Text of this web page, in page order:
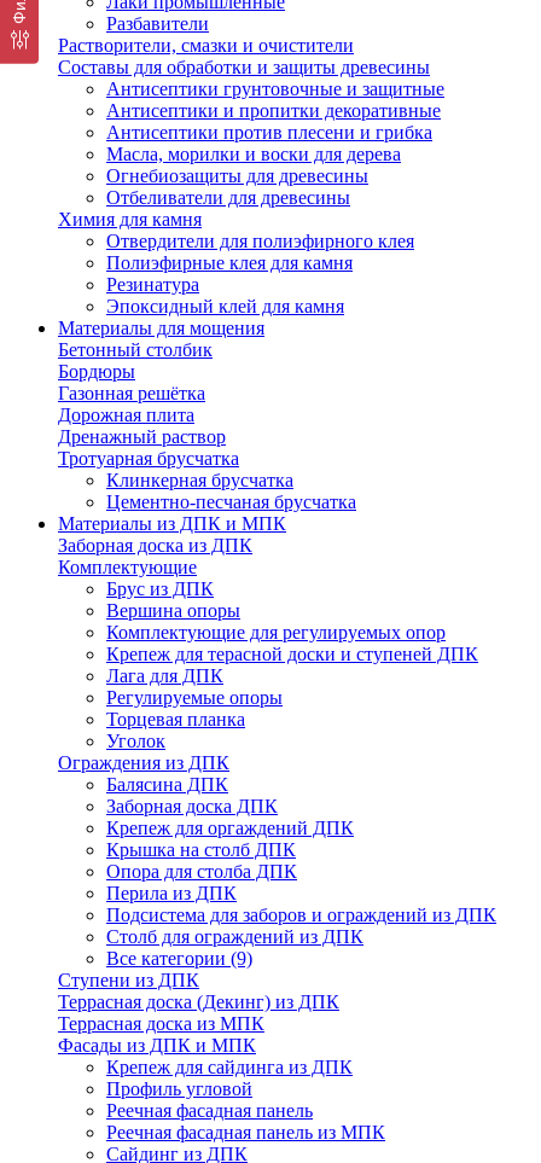
Разбавители
Растворители, смазки и очистители
Составы для обработки и защиты древесины
Антисептики грунтовочные и защитные
Антисептики и пропитки декоративные
Антисептики против плесени и грибка
Масла, морилки и воски для дерева
Огнебиозащиты для древесины
Отбеливатели для древесины
Химия для камня
Отвердители для полиэфирного клея
Полиэфирные клея для камня
Резинатура
Эпоксидный клей для камня
Материалы для мощения
Бетонный столбик
Бордюры
Газонная решётка
Дорожная плита
Дренажный раствор
Тротуарная брусчатка
Клинкерная брусчатка
Цементно-песчаная брусчатка
Материалы из ДПК и МПК
Заборная доска из ДПК
Комплектующие
Брус из ДПК
Вершина опоры
Комплектующие для регулируемых опор
Крепеж для терасной доски и ступеней ДПК
Лага для ДПК
Регулируемые опоры
Торцевая планка
Уголок
Ограждения из ДПК
Балясина ДПК
Заборная доска ДПК
Крепеж для оргаждений ДПК
Крышка на столб ДПК
Опора для столба ДПК
Перила из ДПК
Подсистема для заборов и ограждений из ДПК
Столб для ограждений из ДПК
Все категории (9)
Ступени из ДПК
Террасная доска (Декинг) из ДПК
Террасная доска из МПК
Фасады из ДПК и МПК
Крепеж для сайдинга из ДПК
Профиль угловой
Реечная фасадная панель
Реечная фасадная панель из МПК
Сайдинг из ДПК